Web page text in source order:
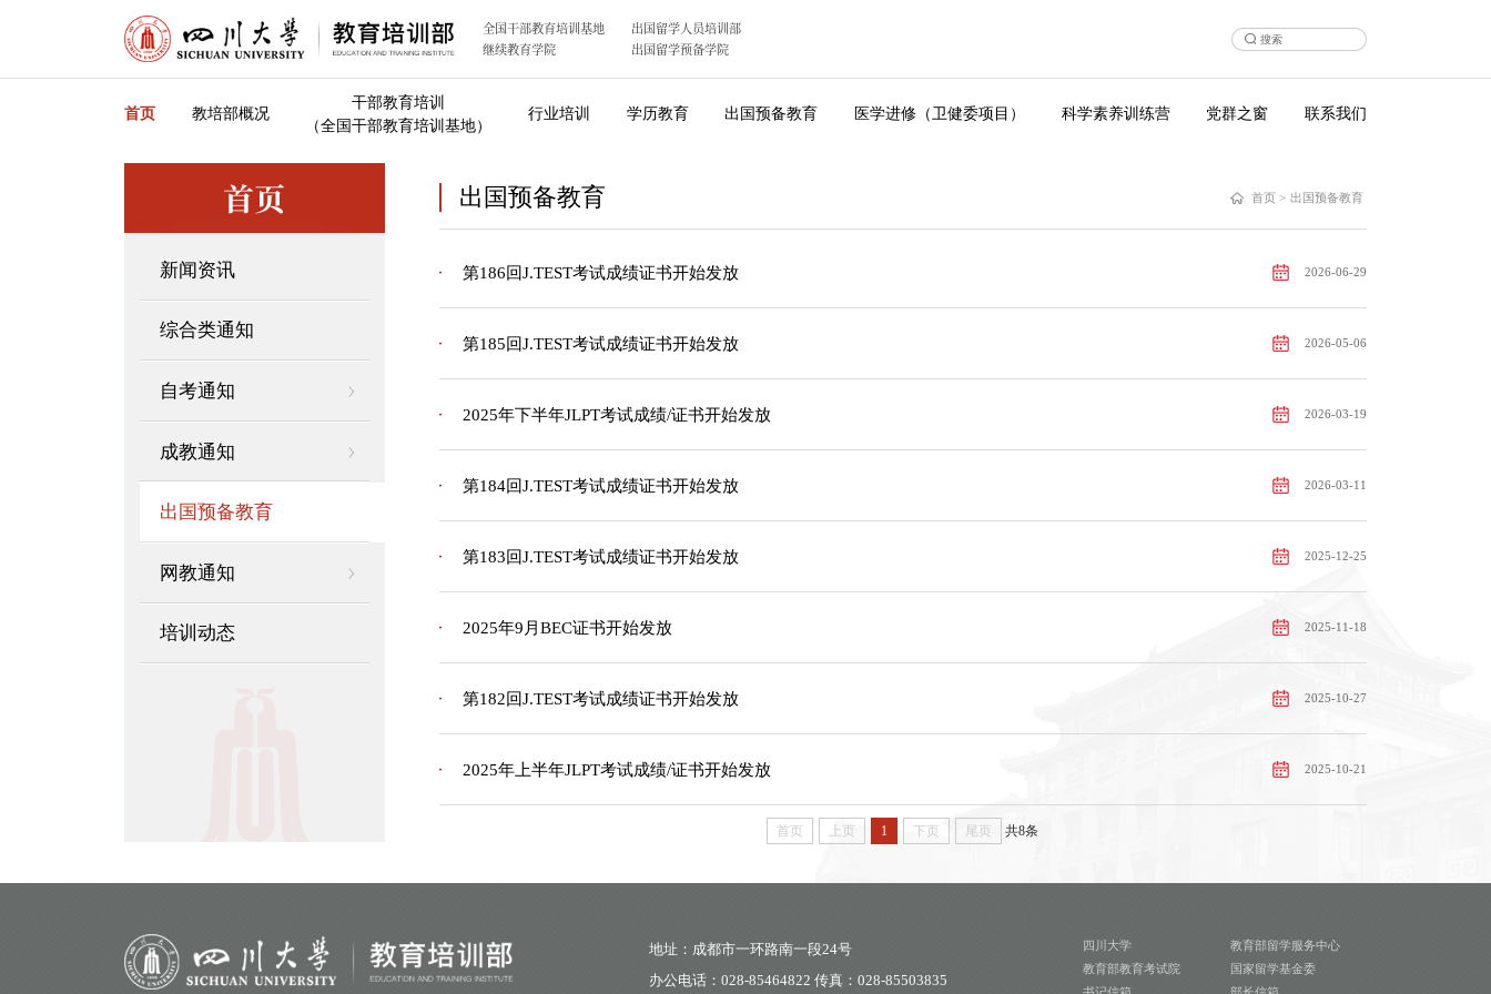
全国干部教育培训基地
继续教育学院
出国留学人员培训部
出国留学预备学院
首页 教培部概况
干部教育培训
（全国干部教育培训基地）
行业培训 学历教育 出国预备教育 医学进修（卫健委项目） 科学素养训练营 党群之窗 联系我们
首页
新闻资讯
综合类通知
自考通知
成教通知
出国预备教育
网教通知
培训动态
出国预备教育 首页 > 出国预备教育
2026-06-29
第186回J.TEST考试成绩证书开始发放
2026-05-06
第185回J.TEST考试成绩证书开始发放
2026-03-19
2025年下半年JLPT考试成绩/证书开始发放
2026-03-11
第184回J.TEST考试成绩证书开始发放
2025-12-25
第183回J.TEST考试成绩证书开始发放
2025-11-18
2025年9月BEC证书开始发放
2025-10-27
第182回J.TEST考试成绩证书开始发放
2025-10-21
2025年上半年JLPT考试成绩/证书开始发放
首页 上页 1 下页 尾页 共8条
地址：成都市一环路南一段24号
办公电话：028-85464822 传真：028-85503835
四川大学
教育部留学服务中心
教育部教育考试院
国家留学基金委